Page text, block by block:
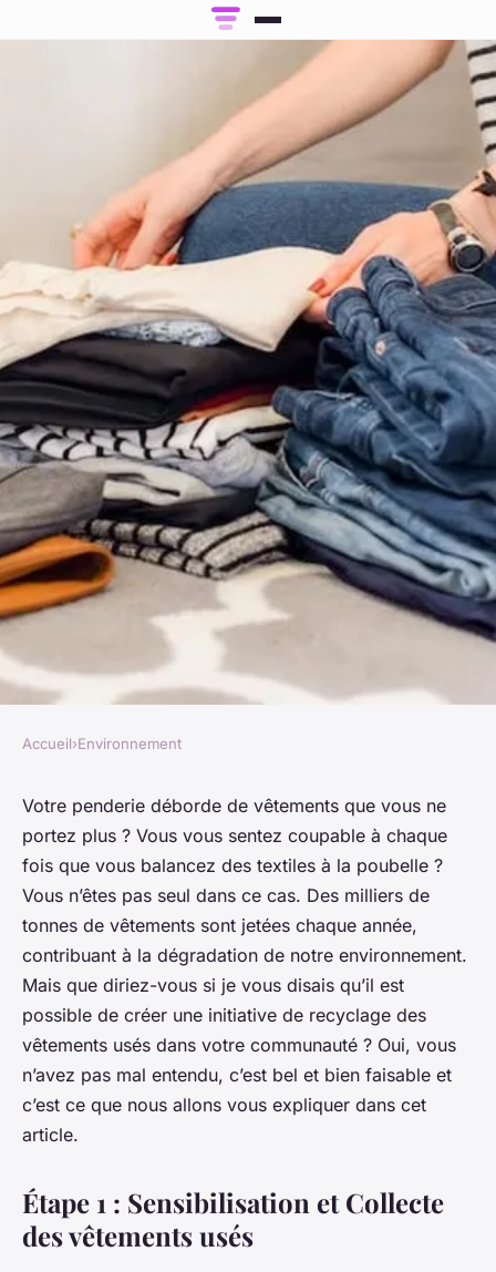
Comment créer une initiative
de recyclage des vêtements
usés dans une communauté ?
Thomas •4 janvier 2024 •6 min de lecture
Accueil›Environnement
Votre penderie déborde de vêtements que vous ne
portez plus ? Vous vous sentez coupable à chaque
fois que vous balancez des textiles à la poubelle ?
Vous n’êtes pas seul dans ce cas. Des milliers de
tonnes de vêtements sont jetées chaque année,
contribuant à la dégradation de notre environnement.
Mais que diriez-vous si je vous disais qu’il est
possible de créer une initiative de recyclage des
vêtements usés dans votre communauté ? Oui, vous
n’avez pas mal entendu, c’est bel et bien faisable et
c’est ce que nous allons vous expliquer dans cet
article.
Étape 1 : Sensibilisation et Collecte
des vêtements usés